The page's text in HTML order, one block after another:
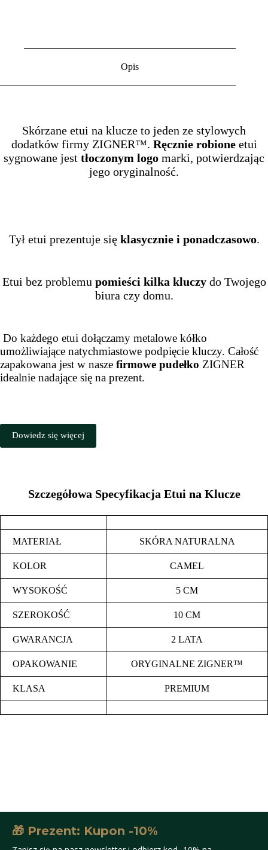
Opis
Skórzane etui na klucze to jeden ze stylowych
dodatków firmy ZIGNER™. Ręcznie robioneetui
sygnowane jest tłoczonym logo marki, potwierdzając
jego oryginalność.
Tył etui prezentuje się klasycznie i ponadczasowo.
Etui bez problemu pomieści kilka kluczydo Twojego
biura czy domu.
Do każdego etui dołączamy metalowe kółko
umożliwiające natychmiastowe podpięcie kluczy. Całość
zapakowana jest w nasze firmowe pudełko ZIGNER
idealnie nadające się na prezent.
Dowiedz się więcej
Szczegółowa Specyfikacja Etui na Klucze
MATERIAŁ SKÓRA NATURALNA
KOLOR CAMEL
WYSOKOŚĆ 5 CM
SZEROKOŚĆ 10 CM
GWARANCJA 2 LATA
OPAKOWANIE ORYGINALNE ZIGNER™
KLASA PREMIUM
🎁 Prezent: Kupon -10%